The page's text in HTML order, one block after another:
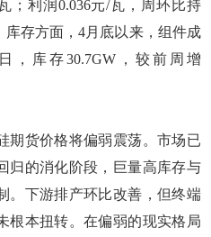
；利润0.036元/瓦，周环比持
存方面，4月底以来，组件成
，库存30.7GW，较前周增
货价格将偏弱震荡。市场已
归的消化阶段，巨量高库存与
。下游排产环比改善，但终端
根本扭转。在偏弱的现实格局